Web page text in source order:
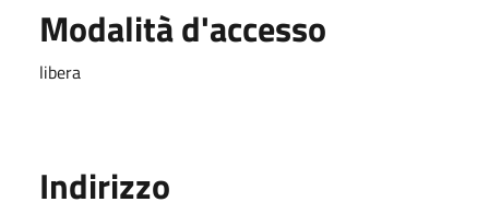
Modalità d'accesso
libera
Indirizzo